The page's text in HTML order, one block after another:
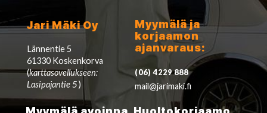
Jari Mäki Oy
Lännentie 5
61330 Koskenkorva
(karttasovellukseen:
Lasipajantie 5)
Myymälä ja
korjaamon
ajanvaraus:
(06) 4229 888
mail@jarimaki.fi